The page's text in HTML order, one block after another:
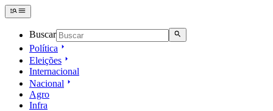
Buscar
Política
Eleições
Internacional
Nacional
Agro
Infra